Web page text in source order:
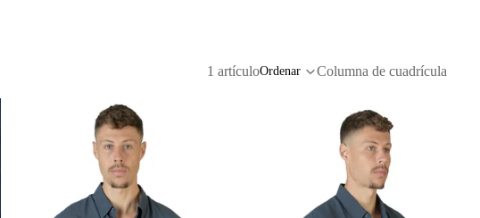
1 artículoOrdenar Columna de cuadrícula